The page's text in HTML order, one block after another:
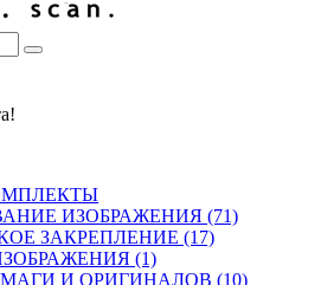
ИЗОБРАЖЕНИЯ (71)
ЗАКРЕПЛЕНИЕ (17)
(1)
И ОРИГИНАЛОВ (10)